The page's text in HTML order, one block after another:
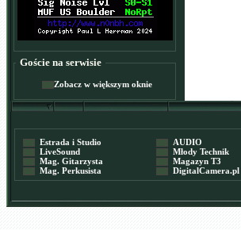
Goście na serwisie
Zobacz w większym oknie
Estrada i Studio
LiveSound
Mag. Gitarzysta
Mag. Perkusista
AUDIO
Młody Technik
Magazyn T3
DigitalCamera.pl